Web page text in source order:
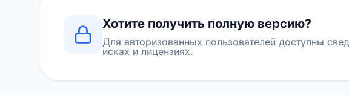
Хотите получить полную версию?
Для авторизованных пользователей доступны
исках и лицензиях.